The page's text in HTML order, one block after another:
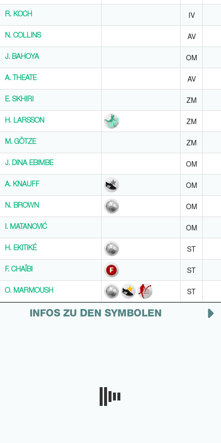
R. KOCH IV
N. COLLINS AV
J. BAHOYA OM
A. THEATE AV
E. SKHIRI ZM
H. LARSSON ZM
M. GÖTZE ZM
J. DINA EBIMBE OM
A. KNAUFF OM
N. BROWN OM
I. MATANOVIĆ OM
H. EKITIKÉ ST
F. CHAÏBI ST
O. MARMOUSH ST
R. KOCH
N. COLLINS
J. BAHOYA
A. THEATE
E. SKHIRI
H. LARSSON
M. GÖTZE
J. DINA EBIMBE
A. KNAUFF
N. BROWN
I. MATANOVIĆ
H. EKITIKÉ
F. CHAÏBI
O. MARMOUSH
INFOS ZU DEN SYMBOLEN